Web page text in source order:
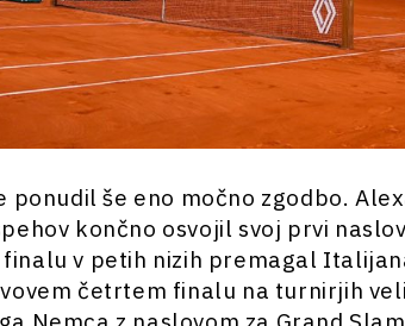
ponudil še eno močno zgodbo.
končno osvojil svoj prvi
v petih nizih premagal
četrtem finalu na turnirjih